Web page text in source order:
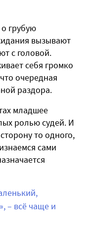
грубую
вызывают
с головой.
себя громко
очередная
раздора.
младшее
ролью судей. И
то одного,
сами
– всё чаще и